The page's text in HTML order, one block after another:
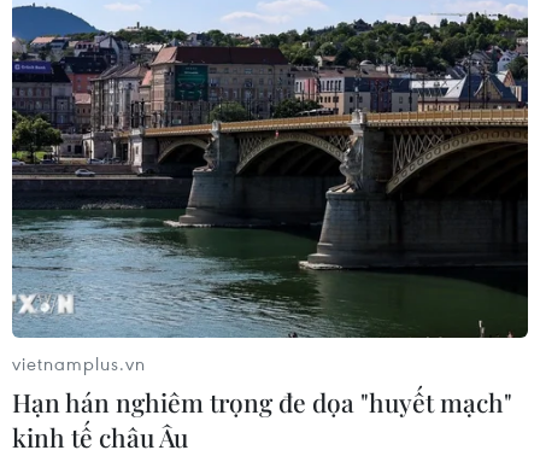
đổi khí hậu
15/12/2018 00:49
Tờ Washington Examiner mới đây đăng bài phân tích về
lý do Chính quyền Donald Trump vẫn quan tâm đến vấn
đề biến đổi khí hậu của phóng viên John Siciliano.
vietnamplus.vn
Hạn hán nghiêm trọng đe dọa "huyết mạch"
kinh tế châu Âu